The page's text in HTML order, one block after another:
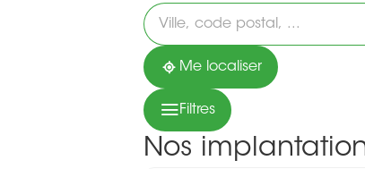
Veuillez
renseigner
une
adresse
Me localiser
Filtres
Nos